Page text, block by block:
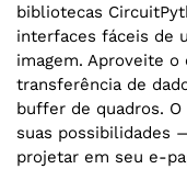
bibliotecas
interfaces fáceis de
imagem. Aproveite
transferência de
buffer de quadros.
suas possibilidades
projetar em seu e-